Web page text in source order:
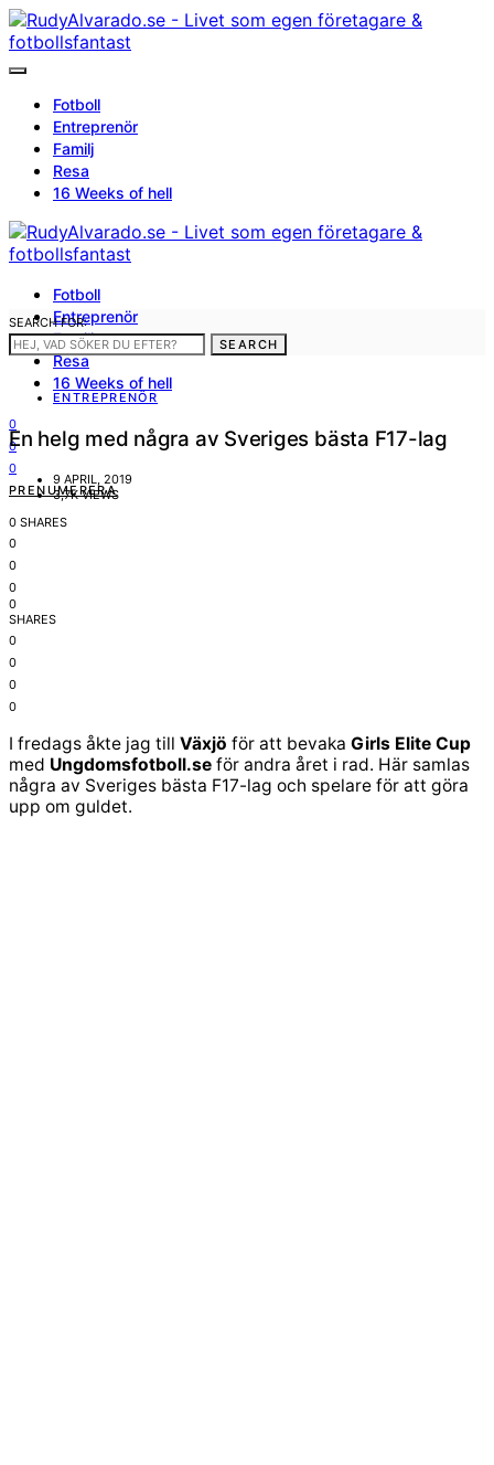
Fotboll
Entreprenör
Familj
Resa
16 Weeks of hell
Fotboll
Entreprenör
Familj
Resa
16 Weeks of hell
0
0
0
PRENUMERERA
SEARCH FOR:
SEARCH
ENTREPRENÖR
En helg med några av Sveriges bästa F17-lag
9 APRIL, 2019
3,7K VIEWS
0 SHARES
0
0
0
0
SHARES
0
0
0
0
I fredags åkte jag till Växjö för att bevaka Girls Elite Cup
med Ungdomsfotboll.se för andra året i rad. Här samlas
några av Sveriges bästa F17-lag och spelare för att göra
upp om guldet.